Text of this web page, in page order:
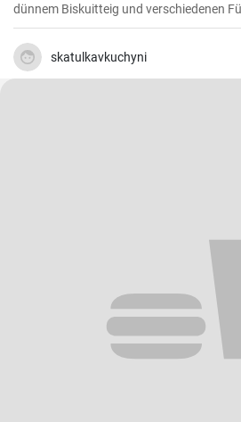
dünnem Biskuitteig und verschiedenen
skatulkavkuchyni